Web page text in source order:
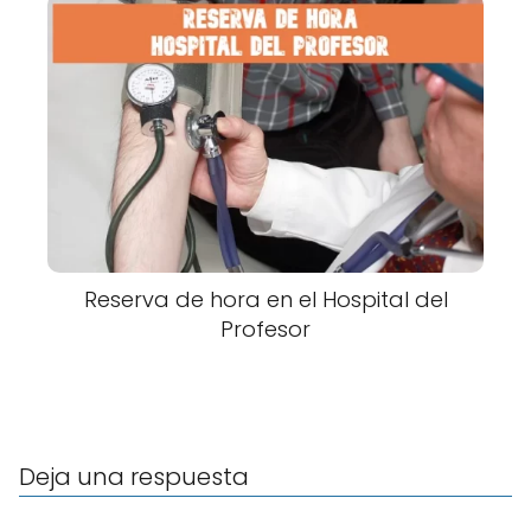
Reserva de hora en el Hospital del
Profesor
Deja una respuesta